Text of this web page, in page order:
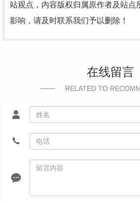
站观点，内容版权归属原作者及站点
影响，请及时联系我们予以删除！
在线留言
RELATED TO